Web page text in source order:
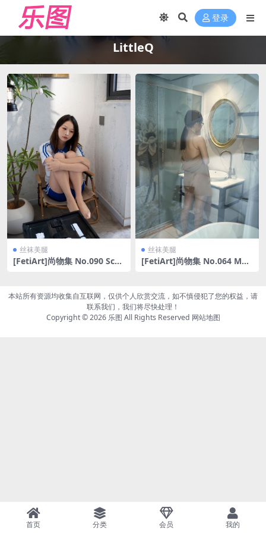
登录
LittleQ
丝袜美腿
[FetiArt]尚物集 No.090 Sch
丝袜美腿
[FetiArt]尚物集 No.064 My
本站所有资源均收集自互联网，仅供个人欣赏交流，如不慎侵犯了您的权益，请
联系我们，我们将尽快处理！
Copyright © 2026 乐图 All Rights Reserved 网站地图
首页 分类 会员 我的